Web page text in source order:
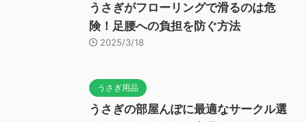
うさぎがフローリングで滑るのは危
険！足腰への負担を防ぐ方法
2025/3/18
うさぎ用品
うさぎの部屋んぽに最適なサークル選